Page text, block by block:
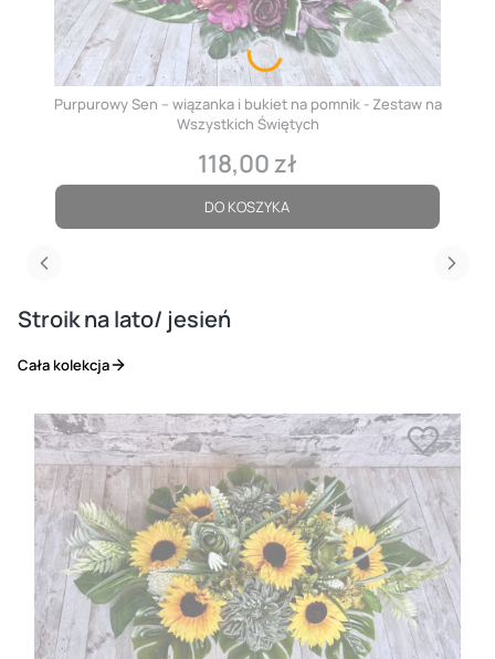
Purpurowy Sen – wiązanka i bukiet na pomnik - Zestaw na
Wszystkich Świętych
Cena
118,00 zł
DO KOSZYKA
Stroik na lato/ jesień
Cała kolekcja